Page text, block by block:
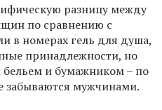
разницу между
по сравнению с
в номерах гель для душа,
принадлежности, но
и бумажником – по
забываются мужчинами.